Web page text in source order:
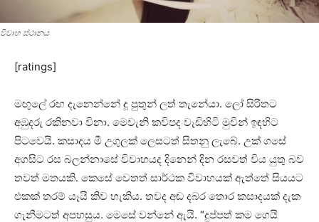
විවාහ ස්‌ථානය
[ratings]
මඟුලේ රඟ දැනෙන්නේ දූ පුතුන් ලත් තැනේයා. ලෝ සිරිතට
අඹුදරු රකිනවා විනා. මෙවැනි කවිපද වැඩිහිටි මුවින් ඉඳහිට
පිටවෙයි. කසාදය මී උගුලක්‌ ලෙසටත් සිතනු ලැබේ. උක්‌ ගසේ
අගසිට රස බලන්නාසේ විවාහයද දිනෙන් දින රසවත් විය යුතු බව
තවත් මතයකි. කෙසේ වෙතත් සාර්ථක විවාහයක්‌ ඇත්තේ සියයට
එකක්‌ තරම් යෑයි කිව හැකිය. තවද අඬ දබර තොර කසාදයක්‌ දැක
ගැනීමටත් අපහසුය. මෙසේ වන්නේ ඇයි. “දුප්පත් කම ගෙයි